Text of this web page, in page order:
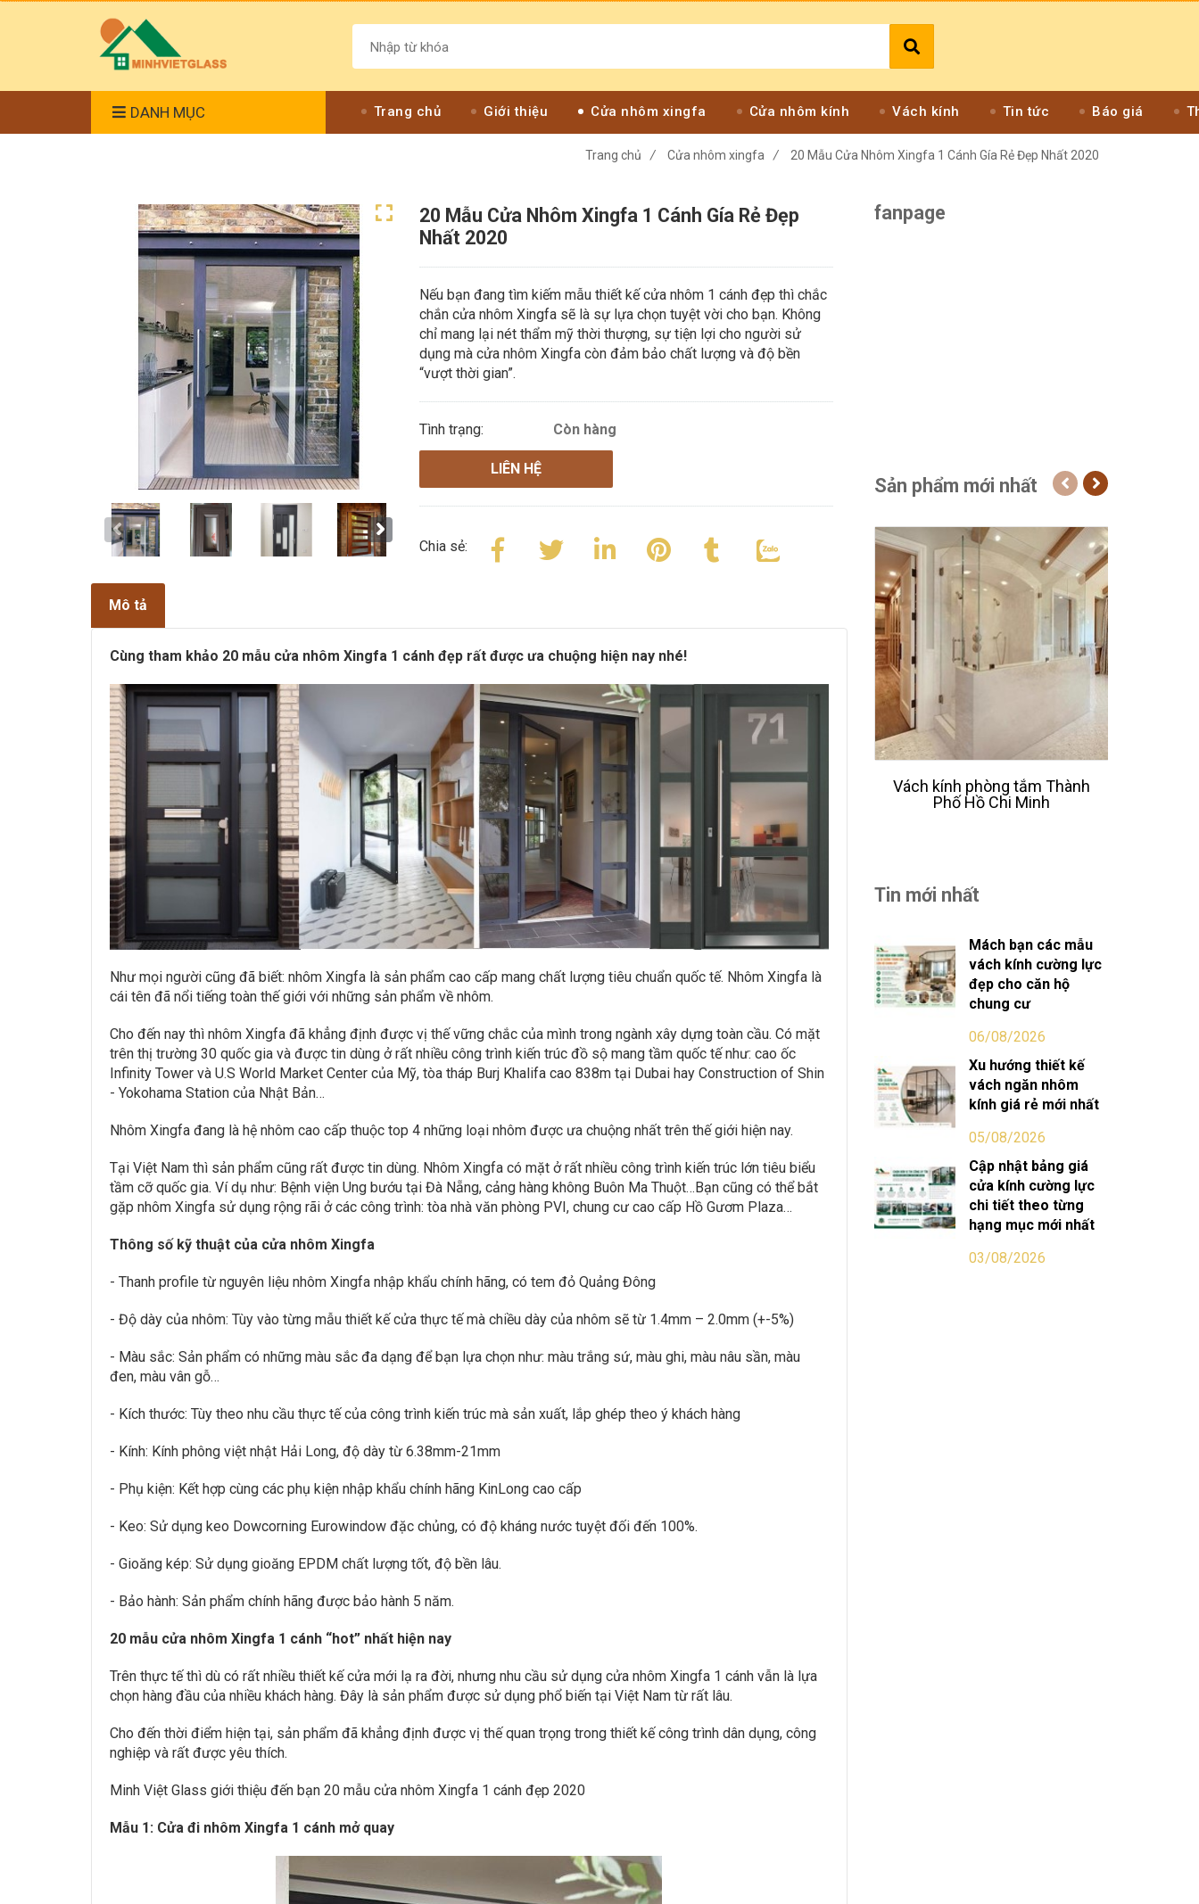
DANH MỤC Trang chủ Giới thiệu Cửa nhôm xingfa Cửa nhôm kính Vách kính Tin tức Báo giá
Trang chủ / Cửa nhôm xingfa / 20 Mẫu Cửa Nhôm Xingfa 1 Cánh Gía Rẻ Đẹp Nhất 2020
20 Mẫu Cửa Nhôm Xingfa 1 Cánh Gía Rẻ Đẹp
Nhất 2020
Nếu bạn đang tìm kiếm mẫu thiết kế cửa nhôm 1 cánh đẹp thì chắc
chắn cửa nhôm Xingfa sẽ là sự lựa chọn tuyệt vời cho bạn. Không
chỉ mang lại nét thẩm mỹ thời thượng, sự tiện lợi cho người sử
dụng mà cửa nhôm Xingfa còn đảm bảo chất lượng và độ bền
“vượt thời gian”.
Tình trạng: Còn hàng
LIÊN HỆ
Chia sẻ:
Mô tả
Cùng tham khảo 20 mẫu cửa nhôm Xingfa 1 cánh đẹp rất được ưa chuộng hiện nay nhé!
Như mọi người cũng đã biết: nhôm Xingfa là sản phẩm cao cấp mang chất lượng tiêu chuẩn quốc tế. Nhôm Xingfa là
cái tên đã nổi tiếng toàn thế giới với những sản phẩm về nhôm.
Cho đến nay thì nhôm Xingfa đã khẳng định được vị thế vững chắc của mình trong ngành xây dựng toàn cầu. Có mặt
trên thị trường 30 quốc gia và được tin dùng ở rất nhiều công trình kiến trúc đồ sộ mang tầm quốc tế như: cao ốc
Infinity Tower và U.S World Market Center của Mỹ, tòa tháp Burj Khalifa cao 838m tại Dubai hay Construction of Shin
- Yokohama Station của Nhật Bản…
Nhôm Xingfa đang là hệ nhôm cao cấp thuộc top 4 những loại nhôm được ưa chuộng nhất trên thế giới hiện nay.
Tại Việt Nam thì sản phẩm cũng rất được tin dùng. Nhôm Xingfa có mặt ở rất nhiều công trình kiến trúc lớn tiêu biểu
tầm cỡ quốc gia. Ví dụ như: Bệnh viện Ung bướu tại Đà Nẵng, cảng hàng không Buôn Ma Thuột…Bạn cũng có thể bắt
gặp nhôm Xingfa sử dụng rộng rãi ở các công trình: tòa nhà văn phòng PVI, chung cư cao cấp Hồ Gươm Plaza…
Thông số kỹ thuật của cửa nhôm Xingfa
- Thanh profile từ nguyên liệu nhôm Xingfa nhập khẩu chính hãng, có tem đỏ Quảng Đông
- Độ dày của nhôm: Tùy vào từng mẫu thiết kế cửa thực tế mà chiều dày của nhôm sẽ từ 1.4mm – 2.0mm (+-5%)
- Màu sắc: Sản phẩm có những màu sắc đa dạng để bạn lựa chọn như: màu trắng sứ, màu ghi, màu nâu sần, màu
đen, màu vân gỗ…
- Kích thước: Tùy theo nhu cầu thực tế của công trình kiến trúc mà sản xuất, lắp ghép theo ý khách hàng
- Kính: Kính phông việt nhật Hải Long, độ dày từ 6.38mm-21mm
- Phụ kiện: Kết hợp cùng các phụ kiện nhập khẩu chính hãng KinLong cao cấp
- Keo: Sử dụng keo Dowcorning Eurowindow đặc chủng, có độ kháng nước tuyệt đối đến 100%.
- Gioăng kép: Sử dụng gioăng EPDM chất lượng tốt, độ bền lâu.
- Bảo hành: Sản phẩm chính hãng được bảo hành 5 năm.
20 mẫu cửa nhôm Xingfa 1 cánh “hot” nhất hiện nay
Trên thực tế thì dù có rất nhiều thiết kế cửa mới lạ ra đời, nhưng nhu cầu sử dụng cửa nhôm Xingfa 1 cánh vẫn là lựa
chọn hàng đầu của nhiều khách hàng. Đây là sản phẩm được sử dụng phổ biến tại Việt Nam từ rất lâu.
Cho đến thời điểm hiện tại, sản phẩm đã khẳng định được vị thế quan trọng trong thiết kế công trình dân dụng, công
nghiệp và rất được yêu thích.
Minh Việt Glass giới thiệu đến bạn 20 mẫu cửa nhôm Xingfa 1 cánh đẹp 2020
Mẫu 1: Cửa đi nhôm Xingfa 1 cánh mở quay
fanpage
Sản phẩm mới nhất
Vách kính phòng tắm Thành
Phố Hồ Chi Minh
Tin mới nhất
Mách bạn các mẫu
vách kính cường lực
đẹp cho căn hộ
chung cư
06/08/2026
Xu hướng thiết kế
vách ngăn nhôm
kính giá rẻ mới nhất
05/08/2026
Cập nhật bảng giá
cửa kính cường lực
chi tiết theo từng
hạng mục mới nhất
03/08/2026